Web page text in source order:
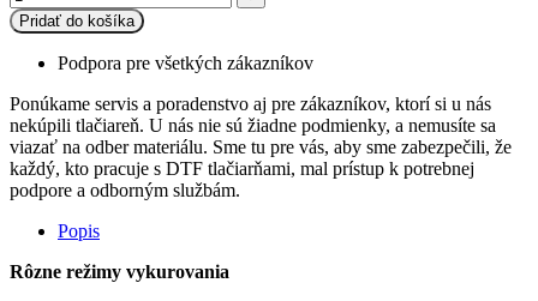
Pridať do košíka
Podpora pre všetkých zákazníkov
Ponúkame servis a poradenstvo aj pre zákazníkov, ktorí si u nás
nekúpili tlačiareň. U nás nie sú žiadne podmienky, a nemusíte sa
viazať na odber materiálu. Sme tu pre vás, aby sme zabezpečili, že
každý, kto pracuje s DTF tlačiarňami, mal prístup k potrebnej
podpore a odborným službám.
Popis
Rôzne režimy vykurovania